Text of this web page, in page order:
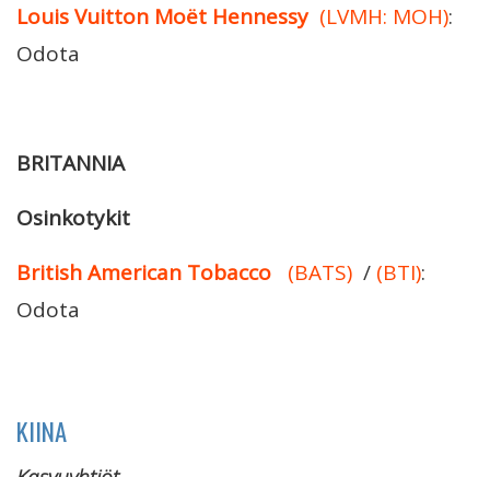
Louis Vuitton Moët Hennessy (LVMH: MOH):
Odota
BRITANNIA
Osinkotykit
British American Tobacco
(BATS) / (BTI):
Odota
KIINA